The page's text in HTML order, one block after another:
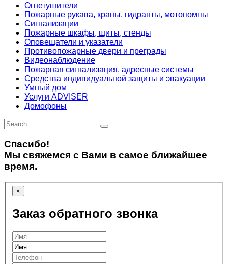
Огнетушители
Пожарные рукава, краны, гидранты, мотопомпы
Сигнализации
Пожарные шкафы, щиты, стенды
Оповещатели и указатели
Противопожарные двери и преграды
Видеонаблюдение
Пожарная сигнализация, адресные системы
Средства индивидуальной защиты и эвакуации
Умный дом
Услуги ADVISER
Домофоны
Спасибо!
Мы свяжемся с Вами в самое ближайшее
время.
×
Заказ обратного звонка